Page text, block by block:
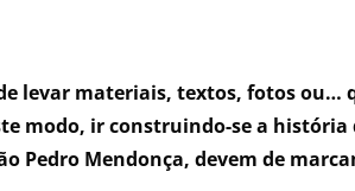
levar materiais, textos, fotos ou…
modo, ir construindo-se a história
Pedro Mendonça, devem de